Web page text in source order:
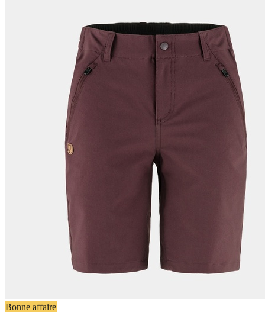
Bonne affaire